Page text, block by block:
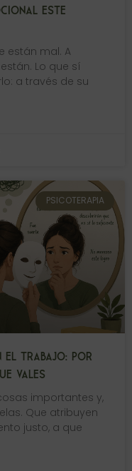
ESTE
están mal. A
Lo que sí
a través de su
PSICOTERAPIA
EL TRABAJO: POR
VALES
importantes y,
Que atribuyen
justo, a que